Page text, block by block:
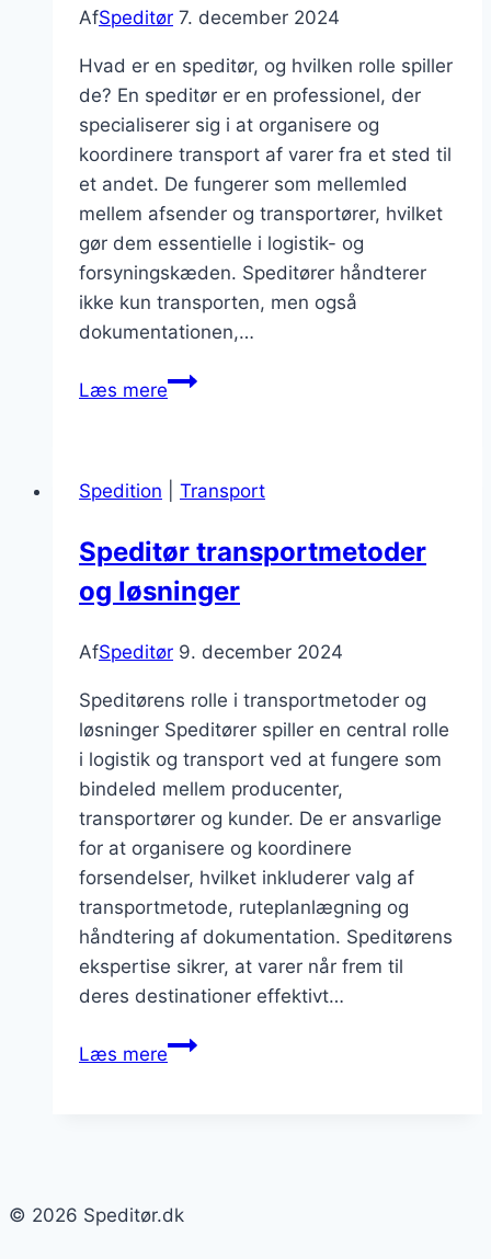
AfSpeditør 7. december 2024
Hvad er en speditør, og hvilken rolle spiller
de? En speditør er en professionel, der
specialiserer sig i at organisere og
koordinere transport af varer fra et sted til
et andet. De fungerer som mellemled
mellem afsender og transportører, hvilket
gør dem essentielle i logistik- og
forsyningskæden. Speditører håndterer
ikke kun transporten, men også
dokumentationen,…
Læs mereSpeditør
erfaring
Spedition Transport
Speditør transportmetoder
og løsninger
AfSpeditør 9. december 2024
Speditørens rolle i transportmetoder og
løsninger Speditører spiller en central rolle
i logistik og transport ved at fungere som
bindeled mellem producenter,
transportører og kunder. De er ansvarlige
for at organisere og koordinere
forsendelser, hvilket inkluderer valg af
transportmetode, ruteplanlægning og
håndtering af dokumentation. Speditørens
ekspertise sikrer, at varer når frem til
deres destinationer effektivt…
Læs mereSpeditør
© 2026 Speditør.dk